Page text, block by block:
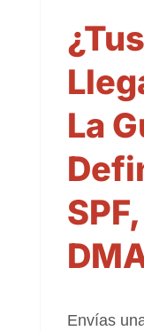
La
Envías